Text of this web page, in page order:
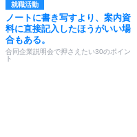
就職活動
ノートに書き写すより、案内資
料に直接記入したほうがいい場
合もある。
合同企業説明会で押さえたい30のポイン
ト